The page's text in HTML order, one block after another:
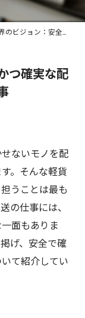
全かつ確実な配送を担う、やりがいのある仕事
つ確実な配
ないモノを配
。そんな軽貨
うことは最も
の仕事には、
面もありま
げ、安全で確
て紹介してい